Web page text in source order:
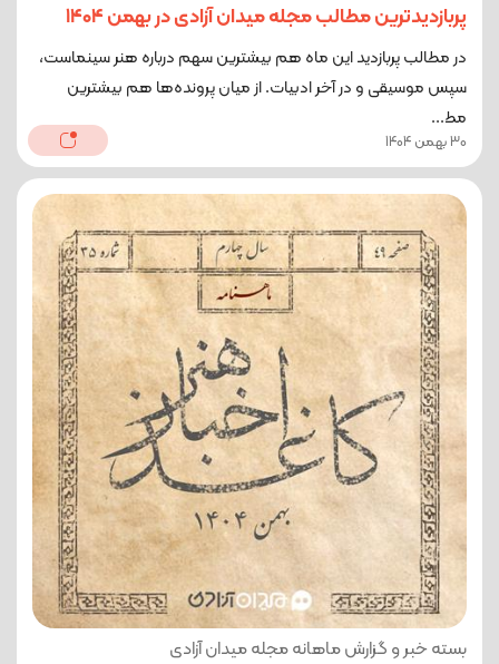
پربازدیدترین مطالب مجله میدان آزادی در بهمن ۱۴۰۴
در مطالب پربازدید این ماه هم بیشترین سهم درباره هنر سینماست،
سپس موسیقی و در آخر ادبیات. از میان پرونده‌ها هم بیشترین
مط...
30 بهمن 1404
بسته خبر و گزارش ماهانه مجله میدان آزادی